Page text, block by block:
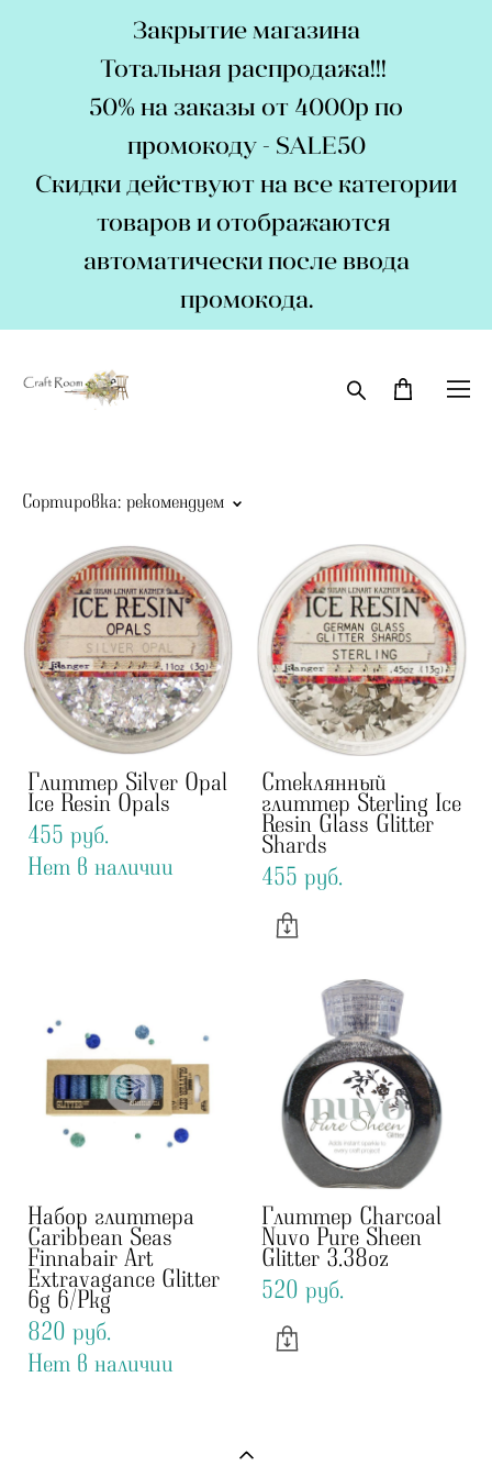
Закрытие магазина
Тотальная распродажа!!!
50% на заказы от 4000р по
промокоду - SALE50
Скидки действуют на все категории
товаров и отображаются
автоматически после ввода
промокода.
Сортировка: рекомендуем
Глиттер Silver Opal
Ice Resin Opals
455 pуб.
Нет в наличии
Стеклянный
глиттер Sterling Ice
Resin Glass Glitter
Shards
455 pуб.
Набор глиттера
Caribbean Seas
Finnabair Art
Extravagance Glitter
6g 6/Pkg
820 pуб.
Нет в наличии
Глиттер Charcoal
Nuvo Pure Sheen
Glitter 3.38oz
520 pуб.